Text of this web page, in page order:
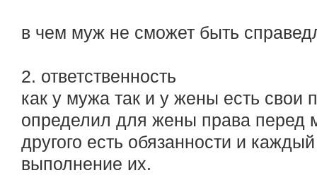
в чем муж не сможет быть
2. ответственность
как у мужа так и у жены есть свои
определил для жены права перед
другого есть обязанности и
выполнение их.